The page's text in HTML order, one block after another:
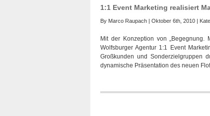
1:1 Event Marketing realisiert
By Marco Raupach | Oktober 6th, 2010 |
Mit der Konzeption von „Begegnung.
Wolfsburger Agentur 1:1 Event
Großkunden und Sonderzielgruppen
dynamische Präsentation des neuen